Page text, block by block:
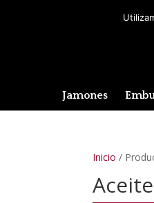
Jamones
Inicio /